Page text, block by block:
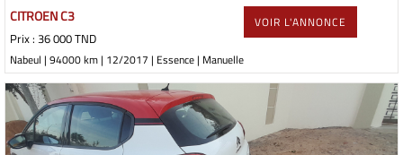
CITROEN C3
Prix : 36 000 TND
Nabeul | 94000 km | 12/2017 | Essence | Manuelle
VOIR L'ANNONCE